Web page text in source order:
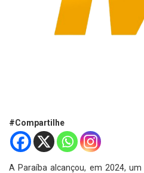
#Compartilhe
A Paraíba alcançou, em 2024,